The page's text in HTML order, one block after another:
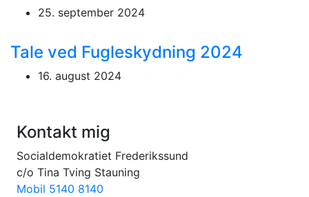
25. september 2024
Tale ved Fugleskydning 2024
16. august 2024
Kontakt mig
Socialdemokratiet Frederikssund
c/o Tina Tving Stauning
Mobil 5140 8140